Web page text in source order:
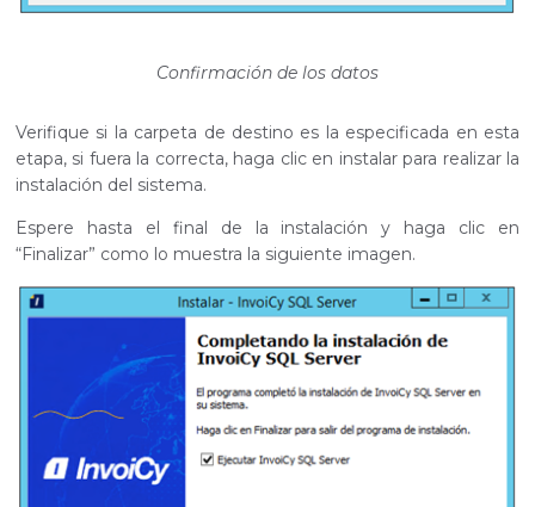
Confirmación de los datos
Verifique si la carpeta de destino es la especificada en esta
etapa, si fuera la correcta, haga clic en instalar para realizar la
instalación del sistema.
Espere hasta el final de la instalación y haga clic en
“Finalizar” como lo muestra la siguiente imagen.